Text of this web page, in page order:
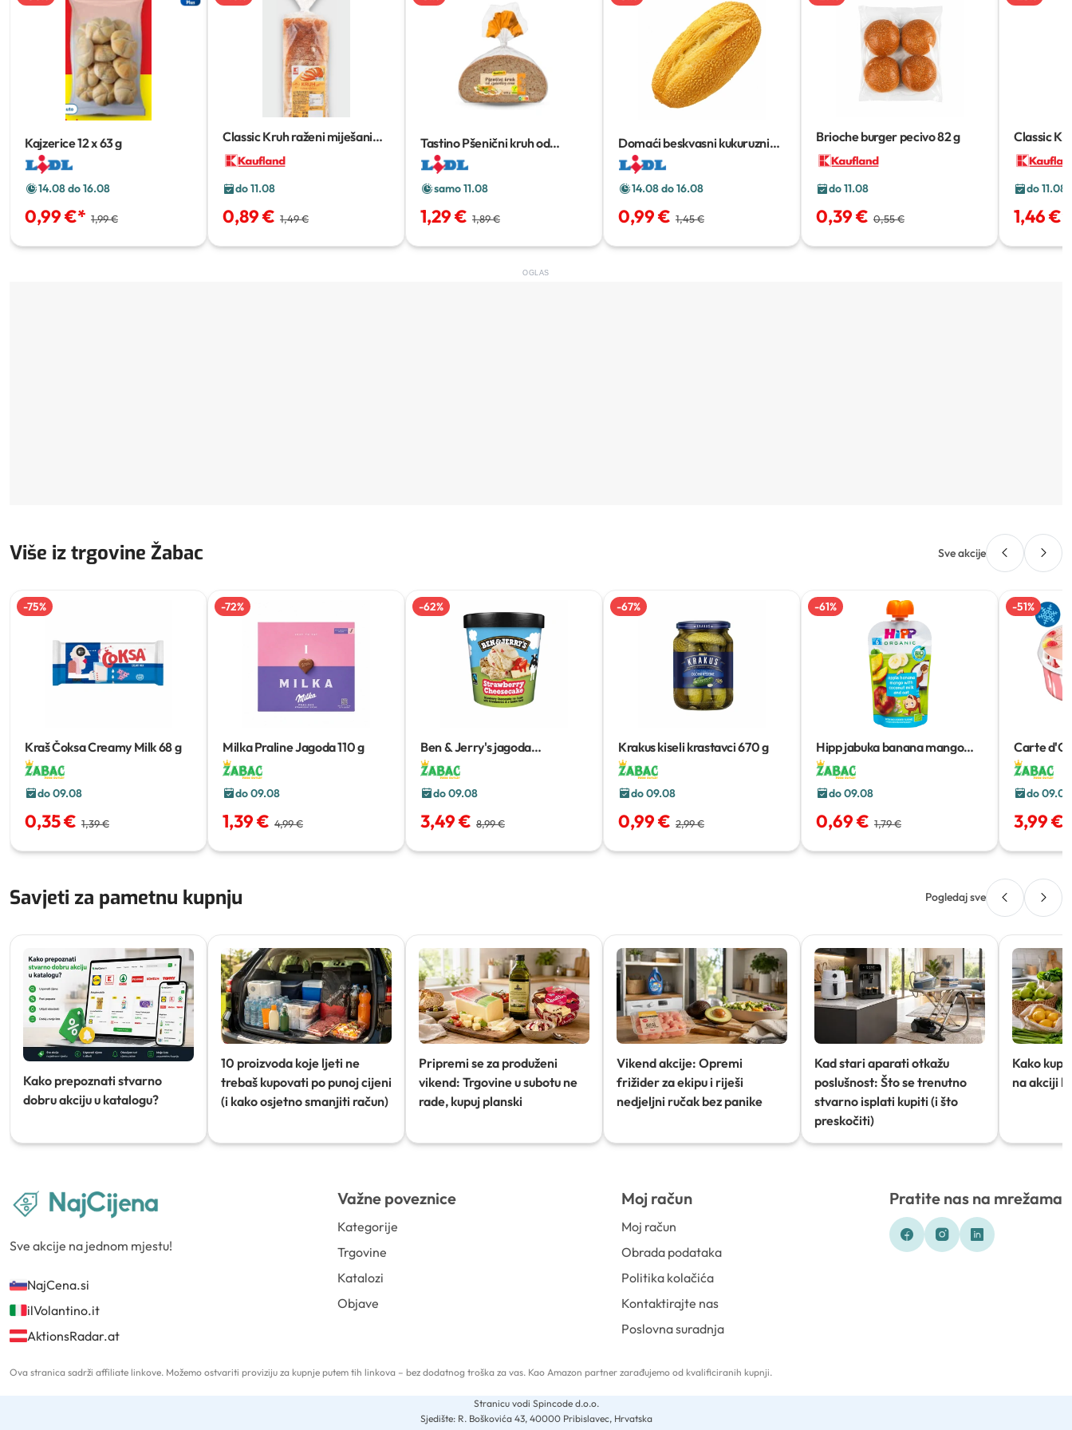
Kajzerice12 x 63 g
14.08 do 16.08
0,99 €* 1,99 €
Classic Kruh raženi miješani
rezani
do 11.08
0,89 € 1,49 €
Tastino Pšenični kruh od
cjelovitog zrna
samo 11.08
1,29 € 1,89 €
Domaći beskvasni kukuruzni
kruh400 g
14.08 do 16.08
0,99 € 1,45 €
Brioche burger pecivo82 g
do 11.08
0,39 € 0,55 €
Classic
500 g
do 11.08
1,46 €*
OGLAS
Više iz trgovine Žabac Sve akcije
-75%
Kraš Čoksa Creamy Milk68 g
do 09.08
0,35 € 1,39 €
-72%
Milka Praline Jagoda110 g
do 09.08
1,39 € 4,99 €
-62%
Ben & Jerry's jagoda
cheesecake
do 09.08
3,49 € 8,99 €
-67%
Krakus kiseli krastavci670 g
do 09.08
0,99 € 2,99 €
-61%
Hipp jabuka banana mango
kokos zob
do 09.08
0,69 € 1,79 €
-51%
Carte
Spritz i
do 09.08
3,99 €
Savjeti za pametnu kupnju Pogledaj sve
Kako prepoznati stvarno
dobru akciju u katalogu?
10 proizvoda koje ljeti ne
trebaš kupovati po punoj cijeni
(i kako osjetno smanjiti račun)
Pripremi se za produženi
vikend: Trgovine u subotu ne
rade, kupuj planski
Vikend akcije: Opremi
frižider za ekipu i riješi
nedjeljni ručak bez panike
Kad stari aparati otkažu
poslušnost: Što se trenutno
stvarno isplati kupiti (i što
preskočiti)
Kako
na akciji
Sve akcije na jednom mjestu!
NajCena.si
ilVolantino.it
AktionsRadar.at
Važne poveznice
Kategorije
Trgovine
Katalozi
Objave
Moj račun
Moj račun
Obrada podataka
Politika kolačića
Kontaktirajte nas
Poslovna suradnja
Pratite nas na mrežama
Ova stranica sadrži affiliate linkove. Možemo ostvariti proviziju za kupnje putem tih linkova – bez dodatnog troška za vas. Kao Amazon partner zarađujemo od kvalificiranih kupnji.
Stranicu vodi Spincode d.o.o.
Sjedište: R. Boškovića 43, 40000 Pribislavec, Hrvatska